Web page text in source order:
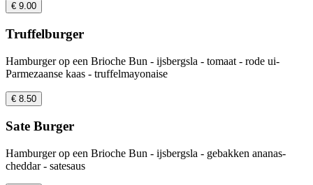
€ 9.00
Truffelburger
Hamburger op een Brioche Bun - ijsbergsla - tomaat - rode ui-
Parmezaanse kaas - truffelmayonaise
€ 8.50
Sate Burger
Hamburger op een Brioche Bun - ijsbergsla - gebakken ananas-
cheddar - satesaus